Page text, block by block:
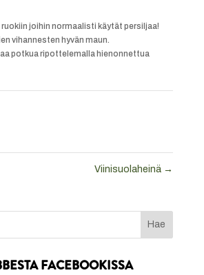
ruokiin joihin normaalisti käytät persiljaa!
vihannesten hyvän maun.
potkua ripottelemalla hienonnettua
Viinisuolaheinä →
FACEBOOKISSA